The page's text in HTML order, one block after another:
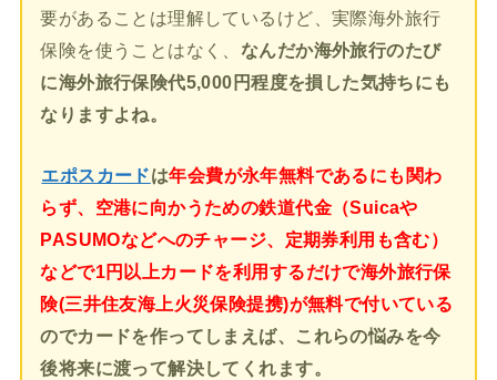
要があることは理解しているけど、実際海外旅行
保険を使うことはなく、 なんだか海外旅行のたび
に海外旅行保険代5,000円程度を損した気持ちにも
なりますよね。
エポスカードは年会費が永年無料であるにも関わ
らず、空港に向かうための鉄道代金（Suicaや
PASUMOなどへのチャージ、定期券利用も含む）
などで1円以上カードを利用するだけで海外旅行保
険(三井住友海上火災保険提携)が無料で付いている
のでカードを作ってしまえば、これらの悩みを今
後将来に渡って解決してくれます。